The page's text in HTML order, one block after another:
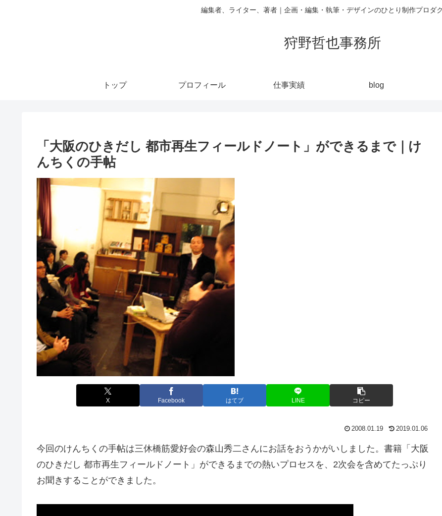
編集者、ライター、著者｜企画・編集・執筆・デザインのひとり制作プロダ
狩野哲也事務所
トップ プロフィール 仕事実績 blog
「大阪のひきだし 都市再生フィールドノート」ができるまで｜け
んちくの手帖
X Facebook はてブ LINE コピー
2008.01.19 2019.01.06
今回のけんちくの手帖は三休橋筋愛好会の森山秀二さんにお話をおうかがいしました。書籍「大阪
のひきだし 都市再生フィールドノート」ができるまでの熱いプロセスを、2次会を含めてたっぷり
お聞きすることができました。